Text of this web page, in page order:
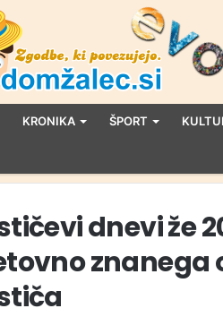
KRONIKA ŠPORT
dnevi že
znanega